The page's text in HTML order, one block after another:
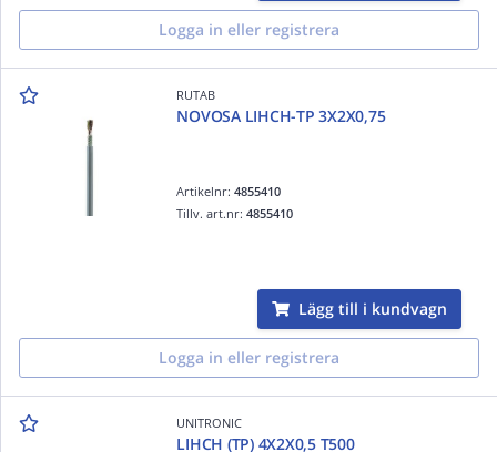
Logga in eller registrera
RUTAB
NOVOSA LIHCH-TP 3X2X0,75
Artikelnr:4855410
Tillv. art.nr:4855410
Lägg till i kundvagn
Logga in eller registrera
UNITRONIC
LIHCH (TP) 4X2X0,5 T500